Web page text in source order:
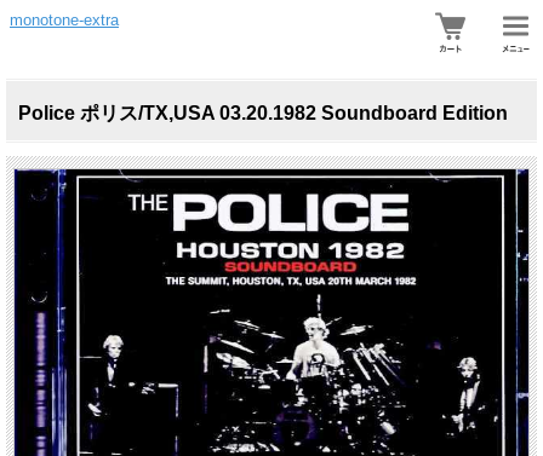
monotone-extra
Police ポリス/TX,USA 03.20.1982 Soundboard Edition